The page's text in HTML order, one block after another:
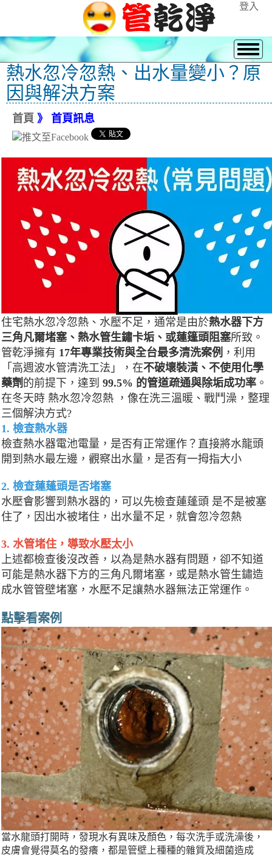
登入
熱水忽冷忽熱、出水量變小？原
因與解決方案
首頁 》 首頁訊息
住宅熱水忽冷忽熱、水壓不足，通常是由於熱水器下方
三角凡爾堵塞、熱水管生鏽卡垢、或蓮篷頭阻塞所致。
管乾淨擁有 17年專業技術與全台最多清洗案例 ，利用
「高週波水管清洗工法」，在不破壞裝潢、不使用化學
藥劑 的前提下，達到 99.5% 的管道疏通與除垢成功率 。
在冬天時 熱水忽冷忽熱 ，像在洗三溫暖、戰鬥澡，整理
三個解決方式?️
1. 檢查熱水器
檢查熱水器電池電量，是否有正常運作？直接將水龍頭
開到熱水最左邊，觀察出水量，是否有一拇指大小
2. 檢查蓮蓬頭是否堵塞
水壓會影響到熱水器的，可以先檢查蓮蓬頭 是不是被塞
住了，因出水被堵住，出水量不足，就會忽冷忽熱
3. 水管堵住，導致水壓太小
上述都檢查後沒改善，以為是熱水器有問題，卻不知道
可能是熱水器下方的三角凡爾堵塞，或是熱水管生鏽造
成水管管壁堵塞，水壓不足讓熱水器無法正常運作。
點擊看案例
當水龍頭打開時，發現水有異味及顏色，每次洗手或洗澡後，
皮膚會覺得莫名的發癢，都是管壁上種種的雜質及細菌造成